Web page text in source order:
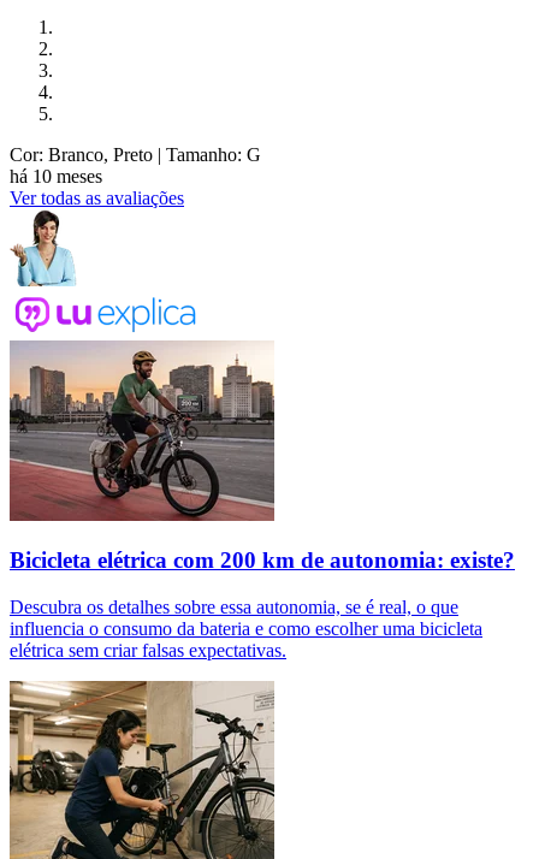
Cor: Branco, Preto | Tamanho: G
há 10 meses
Ver todas as avaliações
Bicicleta elétrica com 200 km de autonomia: existe?
Descubra os detalhes sobre essa autonomia, se é real, o que
influencia o consumo da bateria e como escolher uma bicicleta
elétrica sem criar falsas expectativas.